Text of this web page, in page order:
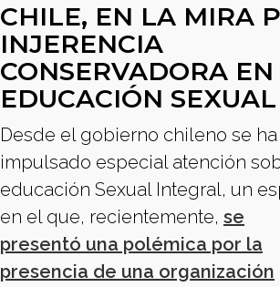
CHILE, EN LA MIRA
INJERENCIA
CONSERVADORA EN
EDUCACIÓN SEXUAL
Desde el gobierno chileno se ha
impulsado especial atención
educación Sexual Integral, un
en el que, recientemente, se
presentó una polémica por la
presencia de una organización